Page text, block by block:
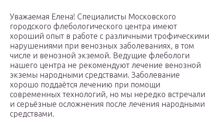
Уважаемая Елена! Специалисты Московского
городского флебологического центра имеют
хороший опыт в работе с различными трофическими
нарушениями при венозных заболеваниях, в том
числе и венозной экземой. Ведущие флебологи
нашего центра не рекомендуют лечение венозной
экземы народными средствами. Заболевание
хорошо поддаётся лечению при помощи
современных технологий, но мы нередко встречали
и серьёзные осложнения после лечения народными
средствами.